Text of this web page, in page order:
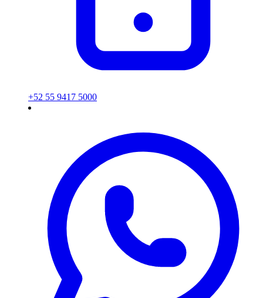
+52 55 9417 5000